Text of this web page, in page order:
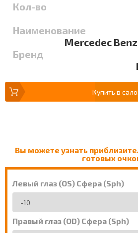
Кол-во
Наименование
Mercedec
Бренд
Купить в
Вы можете узнать
готовых
Левый глаз (OS) Сфера (Sph)
Правый глаз (OD) Сфера (Sph)